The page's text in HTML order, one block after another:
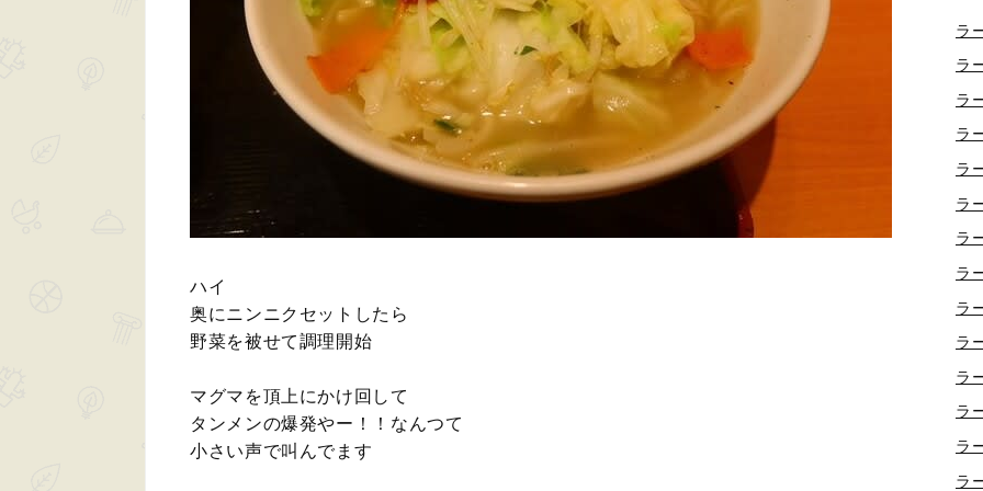
ハイ
奥にニンニクセットしたら
野菜を被せて調理開始
マグマを頂上にかけ回して
タンメンの爆発やー！！なんつて
小さい声で叫んでます
ラ
ラ
ラ
ラ
ラ
ラ
ラ
ラ
ラ
ラ
ラ
ラ
ラ
ラ